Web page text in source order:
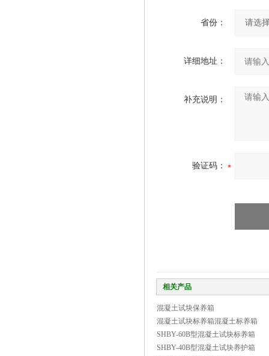
省份：
详细地址：
补充说明：
验证码：
相关产品
混凝土试块保养箱
混凝土试块标养箱混凝土标养箱
SHBY-60B型混凝土试块标养箱
SHBY-40B型混凝土试块养护箱